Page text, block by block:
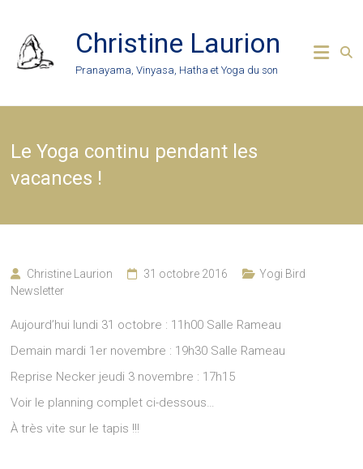
content
Christine Laurion
Pranayama, Vinyasa, Hatha et Yoga du son
Le Yoga continu pendant les
vacances !
Christine Laurion 31 octobre 2016
Yogi Bird
Newsletter
Aujourd’hui lundi 31 octobre : 11h00 Salle Rameau
Demain mardi 1er novembre : 19h30 Salle Rameau
Reprise Necker jeudi 3 novembre : 17h15
Voir le planning complet ci-dessous…
À très vite sur le tapis !!!